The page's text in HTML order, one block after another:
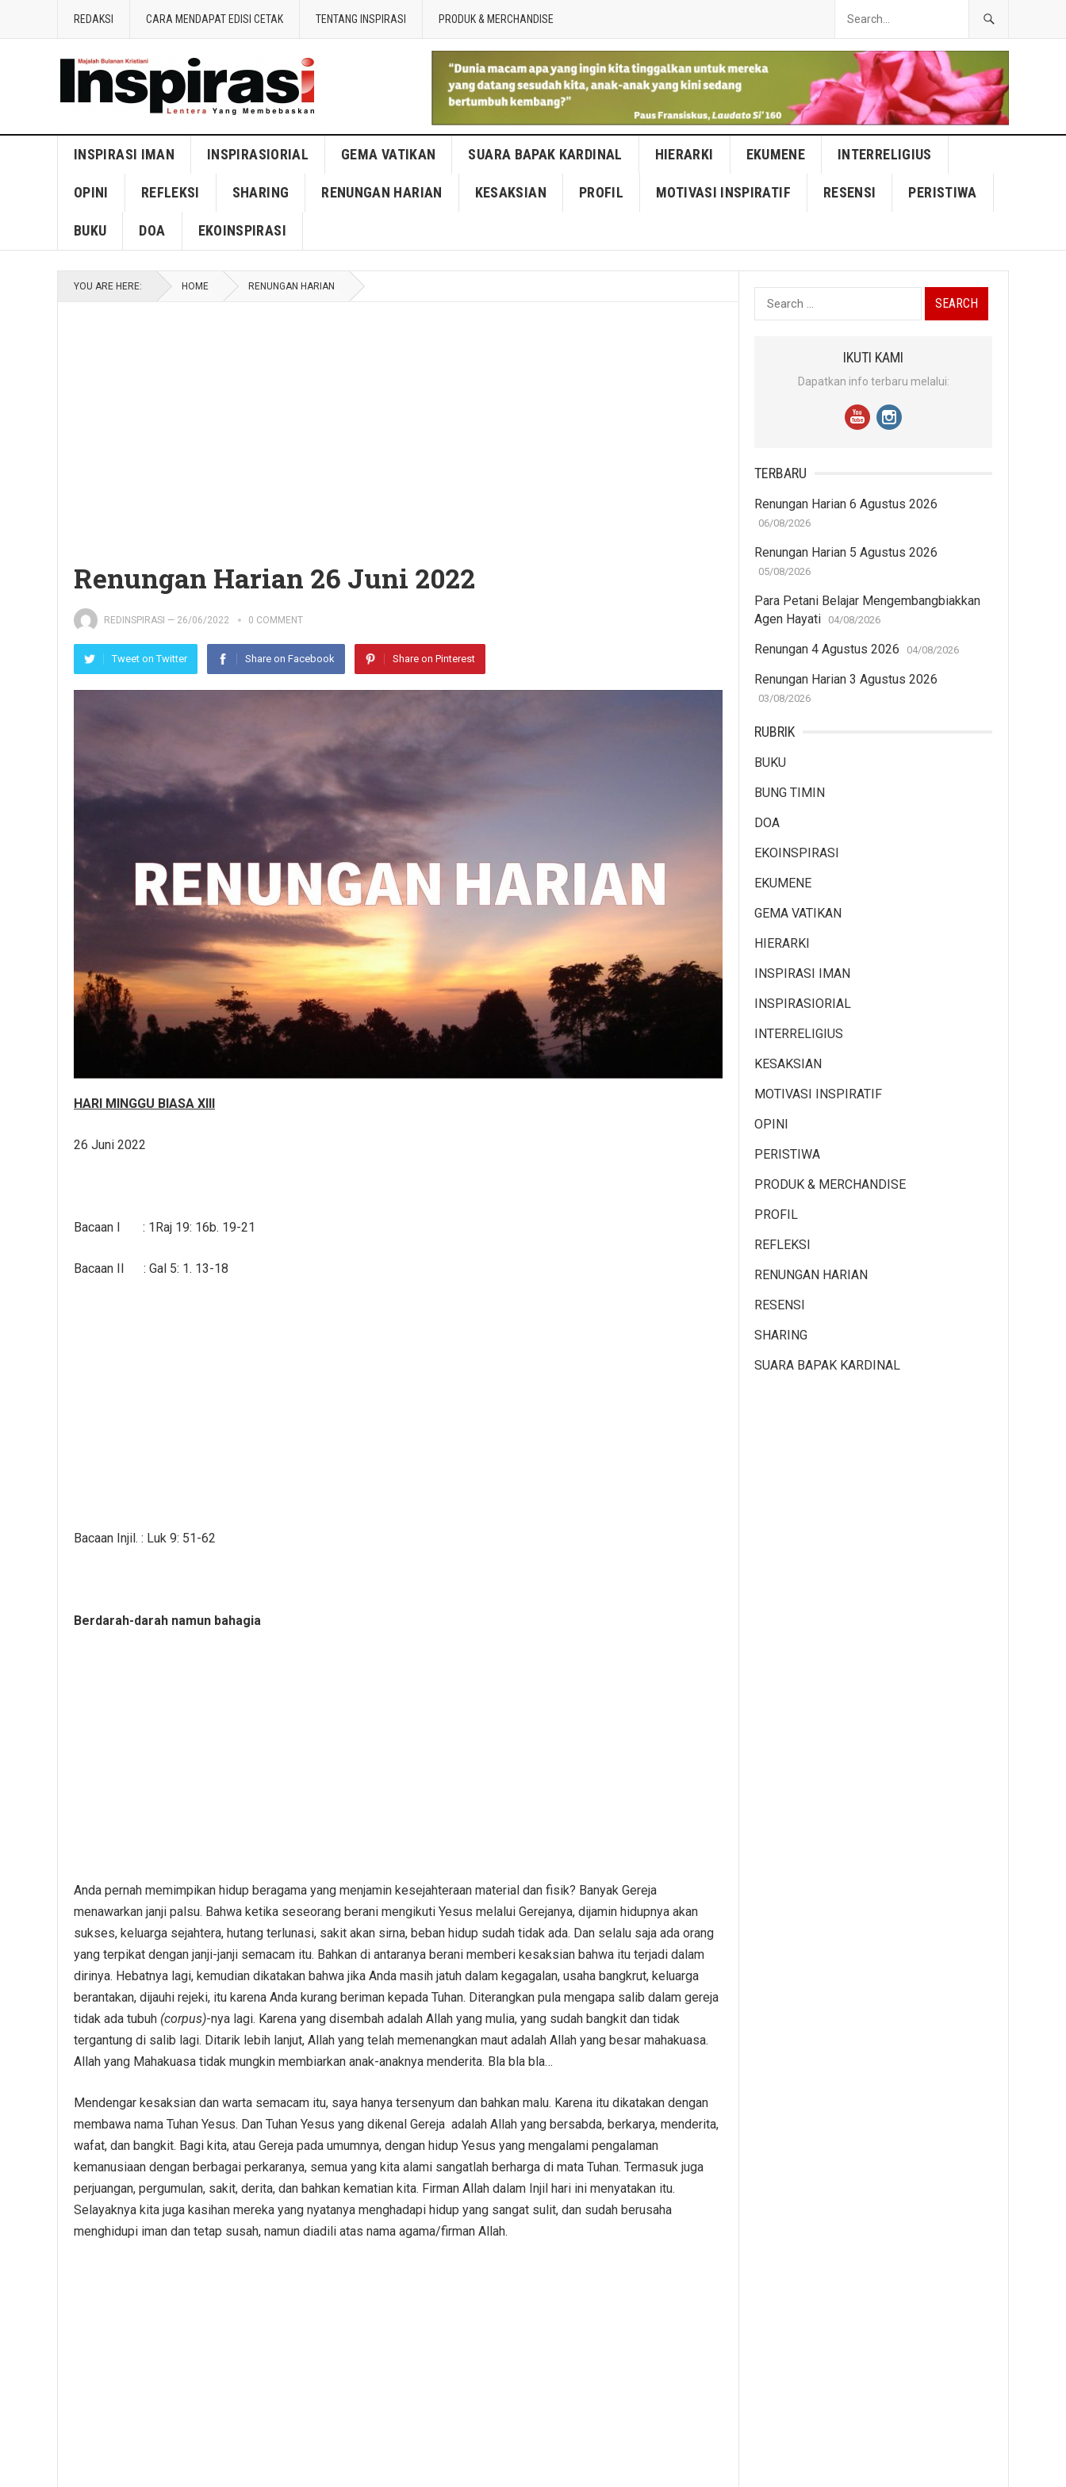
REDAKSI CARA MENDAPAT EDISI CETAK TENTANG INSPIRASI PRODUK & MERCHANDISE
INSPIRASI IMAN INSPIRASIORIAL GEMA VATIKAN SUARA BAPAK KARDINAL HIERARKI EKUMENE INTERRELIGIUS
OPINI REFLEKSI SHARING RENUNGAN HARIAN KESAKSIAN PROFIL MOTIVASI INSPIRATIF RESENSI PERISTIWA
BUKU DOA EKOINSPIRASI
YOU ARE HERE: HOME RENUNGAN HARIAN
Renungan Harian 26 Juni 2022
REDINSPIRASI — 26/06/2022 0 COMMENT
Tweet on Twitter Share on Facebook Share on Pinterest
HARI MINGGU BIASA XIII
26 Juni 2022
Bacaan I : 1Raj 19: 16b. 19-21
Bacaan II : Gal 5: 1. 13-18
Bacaan Injil. : Luk 9: 51-62
Berdarah-darah namun bahagia
Anda pernah memimpikan hidup beragama yang menjamin kesejahteraan material dan fisik? Banyak Gereja
menawarkan janji palsu. Bahwa ketika seseorang berani mengikuti Yesus melalui Gerejanya, dijamin hidupnya akan
sukses, keluarga sejahtera, hutang terlunasi, sakit akan sirna, beban hidup sudah tidak ada. Dan selalu saja ada orang
yang terpikat dengan janji-janji semacam itu. Bahkan di antaranya berani memberi kesaksian bahwa itu terjadi dalam
dirinya. Hebatnya lagi, kemudian dikatakan bahwa jika Anda masih jatuh dalam kegagalan, usaha bangkrut, keluarga
berantakan, dijauhi rejeki, itu karena Anda kurang beriman kepada Tuhan. Diterangkan pula mengapa salib dalam gereja
tidak ada tubuh (corpus)-nya lagi. Karena yang disembah adalah Allah yang mulia, yang sudah bangkit dan tidak
tergantung di salib lagi. Ditarik lebih lanjut, Allah yang telah memenangkan maut adalah Allah yang besar mahakuasa.
Allah yang Mahakuasa tidak mungkin membiarkan anak-anaknya menderita. Bla bla bla…
Mendengar kesaksian dan warta semacam itu, saya hanya tersenyum dan bahkan malu. Karena itu dikatakan dengan
membawa nama Tuhan Yesus. Dan Tuhan Yesus yang dikenal Gereja adalah Allah yang bersabda, berkarya, menderita,
wafat, dan bangkit. Bagi kita, atau Gereja pada umumnya, dengan hidup Yesus yang mengalami pengalaman
kemanusiaan dengan berbagai perkaranya, semua yang kita alami sangatlah berharga di mata Tuhan. Termasuk juga
perjuangan, pergumulan, sakit, derita, dan bahkan kematian kita. Firman Allah dalam Injil hari ini menyatakan itu.
Selayaknya kita juga kasihan mereka yang nyatanya menghadapi hidup yang sangat sulit, dan sudah berusaha
menghidupi iman dan tetap susah, namun diadili atas nama agama/firman Allah.
Search
for:
IKUTI KAMI
Dapatkan info terbaru melalui:
TERBARU
Renungan Harian 6 Agustus 2026
06/08/2026
Renungan Harian 5 Agustus 2026
05/08/2026
Para Petani Belajar Mengembangbiakkan
Agen Hayati
04/08/2026
Renungan 4 Agustus 2026 04/08/2026
Renungan Harian 3 Agustus 2026
03/08/2026
RUBRIK
BUKU
BUNG TIMIN
DOA
EKOINSPIRASI
EKUMENE
GEMA VATIKAN
HIERARKI
INSPIRASI IMAN
INSPIRASIORIAL
INTERRELIGIUS
KESAKSIAN
MOTIVASI INSPIRATIF
OPINI
PERISTIWA
PRODUK & MERCHANDISE
PROFIL
REFLEKSI
RENUNGAN HARIAN
RESENSI
SHARING
SUARA BAPAK KARDINAL